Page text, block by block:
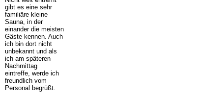
gibt es eine sehr
familiäre kleine
Sauna, in der
einander die meisten
Gäste kennen. Auch
ich bin dort nicht
unbekannt und als
ich am späteren
Nachmittag
eintreffe, werde ich
freundlich vom
Personal begrüßt.